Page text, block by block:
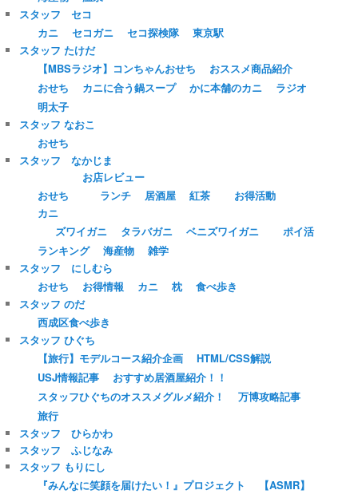
スタッフ セコ
カニ
セコガニ セコ探検隊
東京駅
スタッフ たけだ
【MBSラジオ】コンちゃんおせち
おススメ商品紹介
おせち
カニに合う鍋スープ かに本舗のカニ
ラジオ
明太子
スタッフ なおこ
おせち
スタッフ なかじま
おせち
お店レビュー
ランチ
居酒屋 紅茶
お得活動
カニ
ズワイガニ
タラバガニ ベニズワイガニ
ポイ活
ランキング
海産物
雑学
スタッフ にしむら
おせち
お得情報 カニ 枕
食べ歩き
スタッフ のだ
西成区食べ歩き
スタッフ ひぐち
【旅行】モデルコース紹介企画
HTML/CSS解説
USJ情報記事
おすすめ居酒屋紹介！！
スタッフひぐちのオススメグルメ紹介！
万博攻略記事
旅行
スタッフ ひらかわ
スタッフ ふじなみ
スタッフ もりにし
『みんなに笑顔を届けたい！』プロジェクト
【ASMR】